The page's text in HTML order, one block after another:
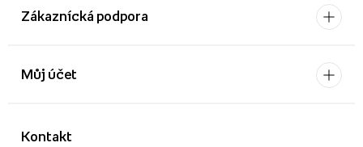
Zákaznícká podpora
Kontakt
Můj účet